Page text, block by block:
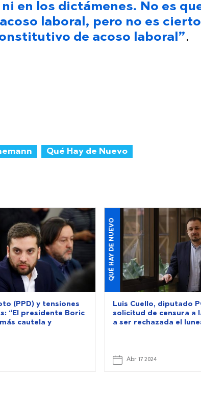
en los dictámenes. No es
laboral, pero no es
de acoso laboral”.
Qué Hay de Nuevo
(PPD) y tensiones
“El presidente Boric
cautela y
QUÉ HAY DE NUEVO
Luis Cuello, diputado
solicitud de censura a
a ser rechazada el
Abr 17 2024